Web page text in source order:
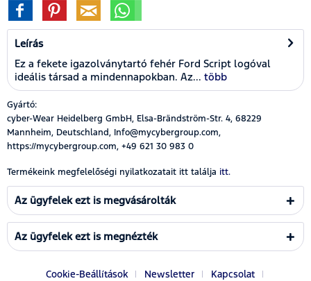
Leírás
Ez a fekete igazolványtartó fehér Ford Script logóval
ideális társad a mindennapokban. Az... több
Gyártó:
cyber-Wear Heidelberg GmbH, Elsa-Brändström-Str. 4, 68229
Mannheim, Deutschland, Info@mycybergroup.com,
https://mycybergroup.com, +49 621 30 983 0
Termékeink megfelelőségi nyilatkozatait itt találja itt.
Az ügyfelek ezt is megvásárolták
Az ügyfelek ezt is megnézték
Cookie-Beállítások Newsletter
Kapcsolat